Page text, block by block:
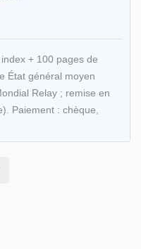
+ 100 pages de
État général moyen
Relay ; remise en
Paiement : chèque,